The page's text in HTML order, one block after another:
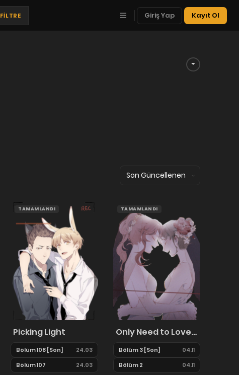
FİLTRE Giriş Yap Kayıt Ol
TAMAMLANDI
Picking Light
Bölüm 108 [Son]
24.03
Bölüm 107
24.03
TAMAMLANDI
Only Need to Love Once
Bölüm 3 [Son]
04.11
Bölüm 2
04.11